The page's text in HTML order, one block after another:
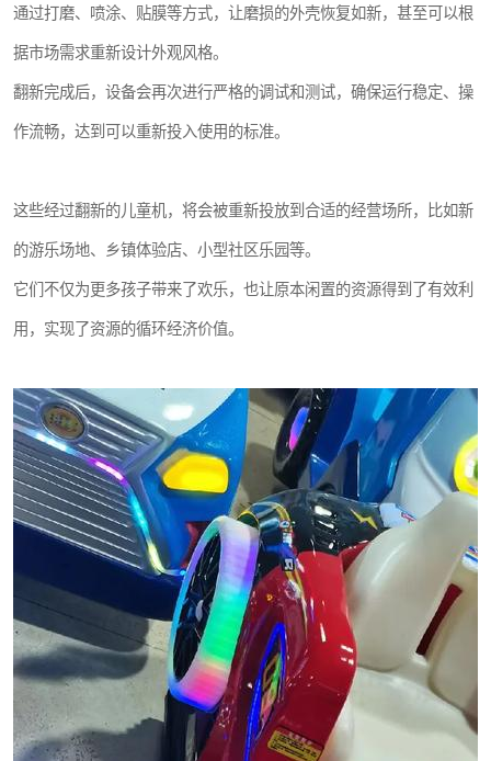
通过打磨、喷涂、贴膜等方式，让磨损的外壳恢复如新，甚至可以根
据市场需求重新设计外观风格。
翻新完成后，设备会再次进行严格的调试和测试，确保运行稳定、操
作流畅，达到可以重新投入使用的标准。
这些经过翻新的儿童机，将会被重新投放到合适的经营场所，比如新
的游乐场地、乡镇体验店、小型社区乐园等。
它们不仅为更多孩子带来了欢乐，也让原本闲置的资源得到了有效利
用，实现了资源的循环经济价值。